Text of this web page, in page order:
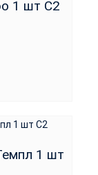
1 шт С2
1 шт